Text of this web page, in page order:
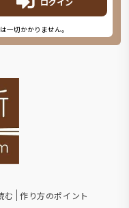
一切かかりません。
む
作り方のポイント